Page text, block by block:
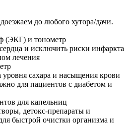
до любого хутора/дачи.
(ЭКГ) и тонометр
и исключить риски инфаркта
лечения
уровня сахара и насыщения крови
для пациентов с диабетом и
для капельниц
детокс-препараты и
быстрой очистки организма и